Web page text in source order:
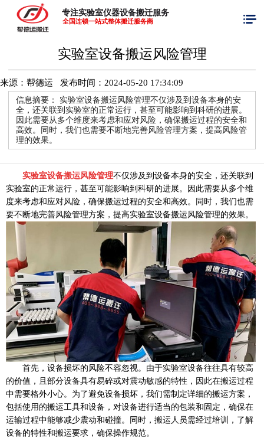
专注实验室仪器设备搬迁服务
全国连锁一站式整体搬迁服务商
实验室设备搬运风险管理
来源：帮德运 发布时间： 2024-05-20 17:34:09
信息摘要： 实验室设备搬运风险管理不仅涉及到设备本身的安
全，还关联到实验室的正常运行，甚至可能影响到科研的进展。
因此需要从多个维度来考虑和应对风险，确保搬运过程的安全和
高效。同时，我们也需要不断地完善风险管理方案，提高风险管
理的效果。
实验室设备搬运风险管理不仅涉及到设备本身的安全，还关联到
实验室的正常运行，甚至可能影响到科研的进展。因此需要从多个维
度来考虑和应对风险，确保搬运过程的安全和高效。同时，我们也需
要不断地完善风险管理方案，提高实验室设备搬运风险管理的效果。
首先，设备损坏的风险不容忽视。由于实验室设备往往具有较高
的价值，且部分设备具有易碎或对震动敏感的特性，因此在搬运过程
中需要格外小心。为了避免设备损坏，我们需制定详细的搬运方案，
包括使用的搬运工具和设备，对设备进行适当的包装和固定，确保在
运输过程中能够减少震动和碰撞。同时，搬运人员需经过培训，了解
设备的特性和搬运要求，确保操作规范。